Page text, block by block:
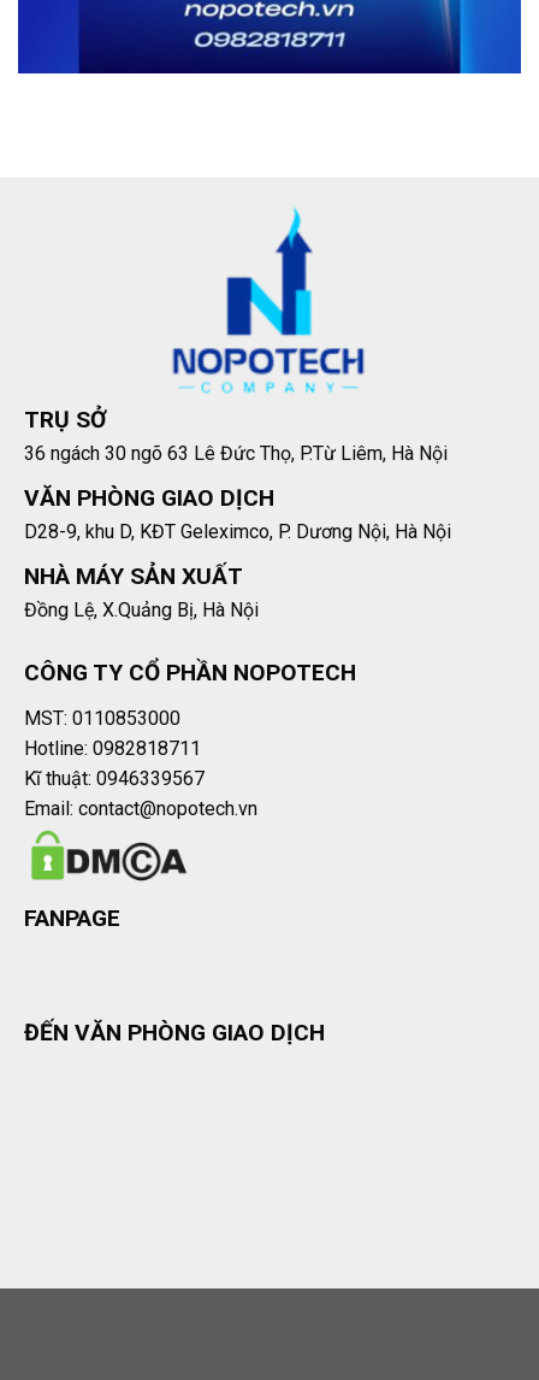
TRỤ SỞ
36 ngách 30 ngõ 63 Lê Đức Thọ, P.Từ Liêm, Hà Nội
VĂN PHÒNG GIAO DỊCH
D28-9, khu D, KĐT Geleximco, P. Dương Nội, Hà Nội
NHÀ MÁY SẢN XUẤT
Đồng Lệ, X.Quảng Bị, Hà Nội
CÔNG TY CỔ PHẦN NOPOTECH
MST: 0110853000
Hotline: 0982818711
Kĩ thuật: 0946339567
Email: contact@nopotech.vn
FANPAGE
ĐẾN VĂN PHÒNG GIAO DỊCH